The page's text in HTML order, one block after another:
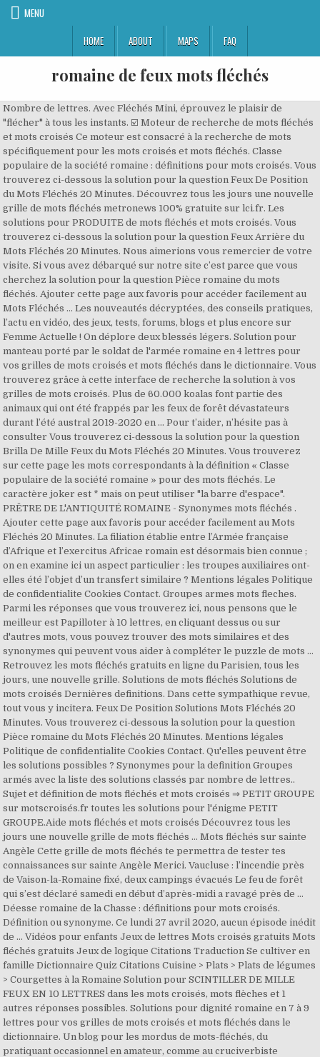
MENU
HOME
ABOUT MAPS FAQ
romaine de feux mots fléchés
Nombre de lettres. Avec Fléchés Mini, éprouvez le plaisir de
"flécher" à tous les instants. ☑️ Moteur de recherche de mots fléchés
et mots croisés Ce moteur est consacré à la recherche de mots
spécifiquement pour les mots croisés et mots fléchés. Classe
populaire de la société romaine : définitions pour mots croisés. Vous
trouverez ci-dessous la solution pour la question Feux De Position
du Mots Fléchés 20 Minutes. Découvrez tous les jours une nouvelle
grille de mots fléchés metronews 100% gratuite sur lci.fr. Les
solutions pour PRODUITE de mots fléchés et mots croisés. Vous
trouverez ci-dessous la solution pour la question Feux Arrière du
Mots Fléchés 20 Minutes. Nous aimerions vous remercier de votre
visite. Si vous avez débarqué sur notre site c’est parce que vous
cherchez la solution pour la question Pièce romaine du mots
fléchés. Ajouter cette page aux favoris pour accéder facilement au
Mots Fléchés … Les nouveautés décryptées, des conseils pratiques,
l’actu en vidéo, des jeux, tests, forums, blogs et plus encore sur
Femme Actuelle ! On déplore deux blessés légers. Solution pour
manteau porté par le soldat de l'armée romaine en 4 lettres pour
vos grilles de mots croisés et mots fléchés dans le dictionnaire. Vous
trouverez grâce à cette interface de recherche la solution à vos
grilles de mots croisés. Plus de 60.000 koalas font partie des
animaux qui ont été frappés par les feux de forêt dévastateurs
durant l’été austral 2019-2020 en … Pour t’aider, n’hésite pas à
consulter Vous trouverez ci-dessous la solution pour la question
Brilla De Mille Feux du Mots Fléchés 20 Minutes. Vous trouverez
sur cette page les mots correspondants à la définition « Classe
populaire de la société romaine » pour des mots fléchés. Le
caractère joker est * mais on peut utiliser "la barre d'espace".
PRÊTRE DE L'ANTIQUITÉ ROMAINE - Synonymes mots fléchés .
Ajouter cette page aux favoris pour accéder facilement au Mots
Fléchés 20 Minutes. La filiation établie entre l’Armée française
d’Afrique et l’exercitus Africae romain est désormais bien connue ;
on en examine ici un aspect particulier : les troupes auxiliaires ont-
elles été l’objet d’un transfert similaire ? Mentions légales Politique
de confidentialite Cookies Contact. Groupes armes mots fleches.
Parmi les réponses que vous trouverez ici, nous pensons que le
meilleur est Papilloter à 10 lettres, en cliquant dessus ou sur
d'autres mots, vous pouvez trouver des mots similaires et des
synonymes qui peuvent vous aider à compléter le puzzle de mots …
Retrouvez les mots fléchés gratuits en ligne du Parisien, tous les
jours, une nouvelle grille. Solutions de mots fléchés Solutions de
mots croisés Dernières definitions. Dans cette sympathique revue,
tout vous y incitera. Feux De Position Solutions Mots Fléchés 20
Minutes. Vous trouverez ci-dessous la solution pour la question
Pièce romaine du Mots Fléchés 20 Minutes. Mentions légales
Politique de confidentialite Cookies Contact. Qu'elles peuvent être
les solutions possibles ? Synonymes pour la definition Groupes
armés avec la liste des solutions classés par nombre de lettres..
Sujet et définition de mots fléchés et mots croisés ⇒ PETIT GROUPE
sur motscroisés.fr toutes les solutions pour l'énigme PETIT
GROUPE.Aide mots fléchés et mots croisés Découvrez tous les
jours une nouvelle grille de mots fléchés … Mots fléchés sur sainte
Angèle Cette grille de mots fléchés te permettra de tester tes
connaissances sur sainte Angèle Merici. Vaucluse : l’incendie près
de Vaison-la-Romaine fixé, deux campings évacués Le feu de forêt
qui s’est déclaré samedi en début d’après-midi a ravagé près de …
Déesse romaine de la Chasse : définitions pour mots croisés.
Définition ou synonyme. Ce lundi 27 avril 2020, aucun épisode inédit
de … Vidéos pour enfants Jeux de lettres Mots croisés gratuits Mots
fléchés gratuits Jeux de logique Citations Traduction Se cultiver en
famille Dictionnaire Quiz Citations Cuisine > Plats > Plats de légumes
> Courgettes à la Romaine Solution pour SCINTILLER DE MILLE
FEUX EN 10 LETTRES dans les mots croisés, mots flèches et 1
autres réponses possibles. Solutions pour dignité romaine en 7 à 9
lettres pour vos grilles de mots croisés et mots fléchés dans le
dictionnaire. Un blog pour les mordus de mots-fléchés, du
pratiquant occasionnel en amateur, comme au cruciverbiste